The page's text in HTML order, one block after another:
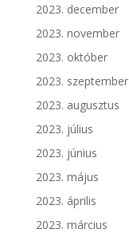
2023. december
2023. november
2023. október
2023. szeptember
2023. augusztus
2023. július
2023. június
2023. május
2023. április
2023. március